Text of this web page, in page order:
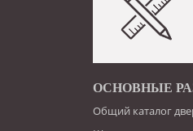
ОСНОВНЫЕ
Общий каталог